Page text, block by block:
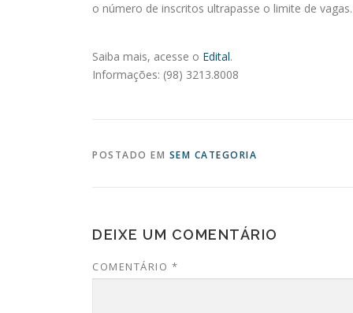
o número de inscritos ultrapasse o limite de vagas.
Saiba mais, acesse o Edital.
Informações: (98) 3213.8008
POSTADO EM SEM CATEGORIA
DEIXE UM COMENTÁRIO
COMENTÁRIO *